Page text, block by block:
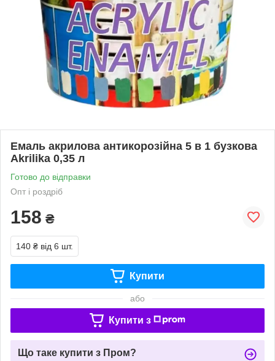
Емаль акрилова антикорозійна 5 в 1 бузкова
Akrilika 0,35 л
Готово до відправки
Опт і роздріб
158 ₴
140 ₴ від 6 шт.
Купити
або
Купити з
Що таке купити з Пром?